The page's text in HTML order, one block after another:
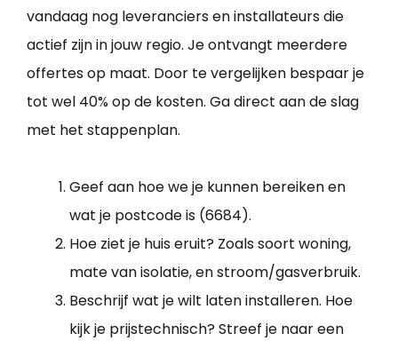
vandaag nog leveranciers en installateurs die
actief zijn in jouw regio. Je ontvangt meerdere
offertes op maat. Door te vergelijken bespaar je
tot wel 40% op de kosten. Ga direct aan de slag
met het stappenplan.
Geef aan hoe we je kunnen bereiken en
wat je postcode is (6684).
Hoe ziet je huis eruit? Zoals soort woning,
mate van isolatie, en stroom/gasverbruik.
Beschrijf wat je wilt laten installeren. Hoe
kijk je prijstechnisch? Streef je naar een